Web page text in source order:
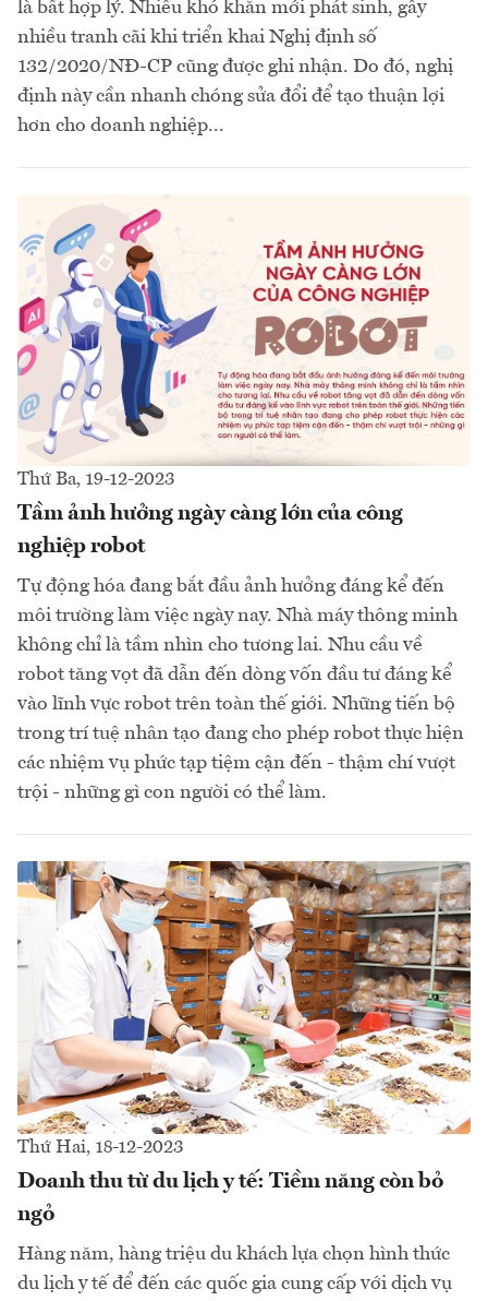
là bất hợp lý. Nhiều khó khăn mới phát sinh, gây
nhiều tranh cãi khi triển khai Nghị định số
132/2020/NĐ-CP cũng được ghi nhận. Do đó, nghị
định này cần nhanh chóng sửa đổi để tạo thuận lợi
hơn cho doanh nghiệp...
Thứ Ba, 19-12-2023
Tầm ảnh hưởng ngày càng lớn của công
nghiệp robot
Tự động hóa đang bắt đầu ảnh hưởng đáng kể đến
môi trường làm việc ngày nay. Nhà máy thông minh
không chỉ là tầm nhìn cho tương lai. Nhu cầu về
robot tăng vọt đã dẫn đến dòng vốn đầu tư đáng kể
vào lĩnh vực robot trên toàn thế giới. Những tiến bộ
trong trí tuệ nhân tạo đang cho phép robot thực hiện
các nhiệm vụ phức tạp tiệm cận đến - thậm chí vượt
trội - những gì con người có thể làm.
Thứ Hai, 18-12-2023
Doanh thu từ du lịch y tế: Tiềm năng còn bỏ
ngỏ
Hàng năm, hàng triệu du khách lựa chọn hình thức
du lịch y tế để đến các quốc gia cung cấp với dịch vụ